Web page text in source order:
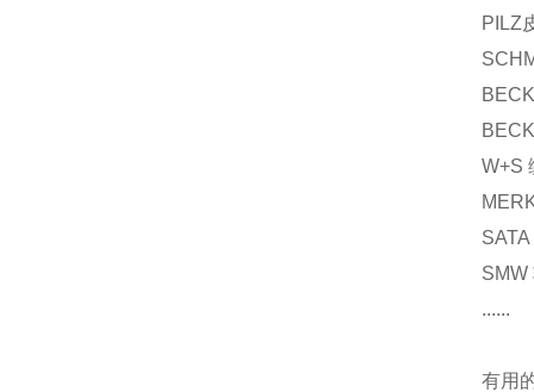
PILZ
W+S
SMW
......
有用